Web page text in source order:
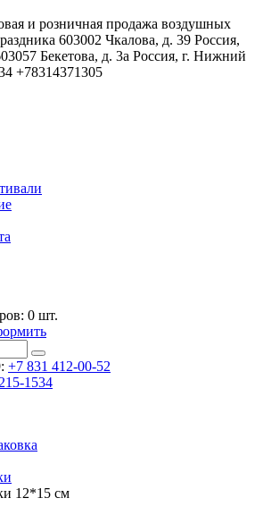
и розничная продажа воздушных
603002 Чкалова, д. 39 Россия,
Бекетова, д. 3а Россия, г. Нижний
+78314371305
0 шт.
+7 831 412-00-52
1534
12*15 см